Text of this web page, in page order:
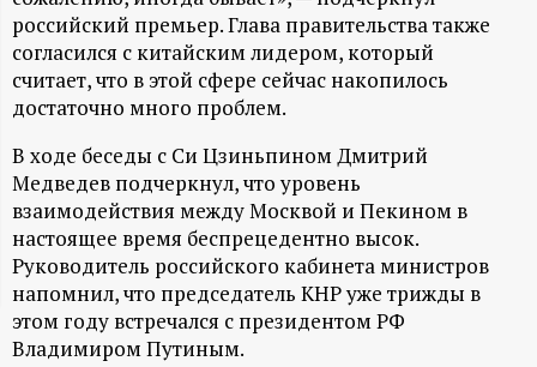
ф
о
р
м
а
ц
российский премьер. Глава правительства также
согласился с китайским лидером, который
считает, что в этой сфере сейчас накопилось
достаточно много проблем.
В ходе беседы с Си Цзиньпином Дмитрий
Медведев подчеркнул, что уровень
взаимодействия между Москвой и Пекином в
настоящее время беспрецедентно высок.
Руководитель российского кабинета министров
напомнил, что председатель КНР уже трижды в
этом году встречался с президентом РФ
Владимиром Путиным.